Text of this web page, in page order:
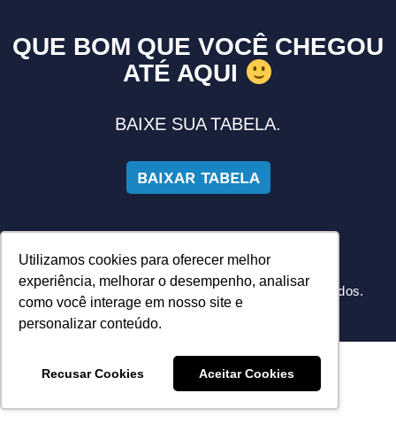
Utilizamos cookies para oferecer melhor
experiência, melhorar o desempenho, analisar
como você interage em nosso site e
personalizar conteúdo.
Recusar Cookies Aceitar Cookies
QUE BOM QUE VOCÊ CHEGOU
ATÉ AQUI
BAIXE SUA TABELA.
BAIXAR TABELA
Copyright Adoxy© 2026. Todos os direitos reservados.